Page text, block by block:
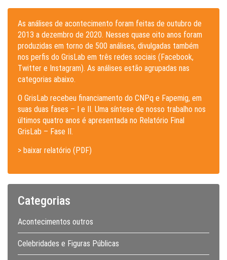
As análises de acontecimento foram feitas de outubro de
2013 a dezembro de 2020. Nesses quase oito anos foram
produzidas em torno de 500 análises, divulgadas também
nos perfis do GrisLab em três redes sociais (Facebook,
Twitter e Instagram). As análises estão agrupadas nas
categorias abaixo.
O GrisLab recebeu financiamento do CNPq e Fapemig, em
suas duas fases – I e II. Uma síntese de nosso trabalho nos
últimos quatro anos é apresentada no Relatório Final
GrisLab – Fase II.
> baixar relatório (PDF)
Categorias
Acontecimentos outros
Celebridades e Figuras Públicas